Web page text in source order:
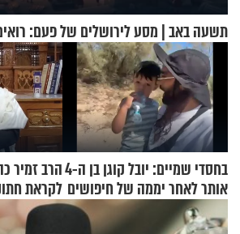
תשעה באב | מסע לירושלים של פעם:
בחסדי שמיים: יובל קוגן בן ה-4
אותר לאחר יממה של חיפושים
הרב זמיר
לקראת
+ צרפתית)